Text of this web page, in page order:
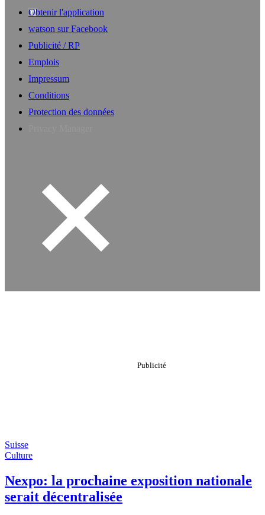
Obtenir l'application
watson sur Facebook
Publicité / RP
Emplois
Impressum
Conditions
Protection des données
Suisse
Culture
Nexpo: la prochaine exposition nationale
serait décentralisée